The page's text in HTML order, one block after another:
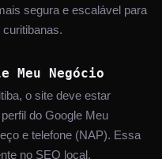
segura e escalável para
Meu Negócio
o site deve estar
do Google Meu
e telefone (NAP). Essa
no SEO local.